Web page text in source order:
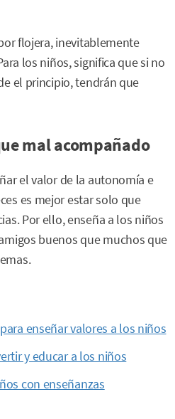
flojera, inevitablemente
los niños, significa que si no
el principio, tendrán que
mal acompañado
el valor de la autonomía e
es mejor estar solo que
Por ello, enseña a los niños
buenos que muchos que
enseñar valores a los niños
y educar a los niños
con enseñanzas